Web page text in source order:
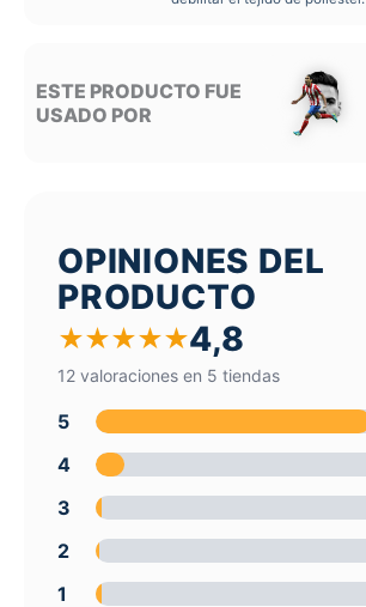
ESTE PRODUCTO FUE
USADO POR
OPINIONES DEL
PRODUCTO
★★★★★4,8
12 valoraciones en 5 tiendas
5
4
3
2
1